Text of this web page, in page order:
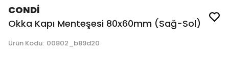
CONDİ
Okka Kapı Menteşesi 80x60mm (Sağ-Sol)
Ürün Kodu: 00802_b89d20